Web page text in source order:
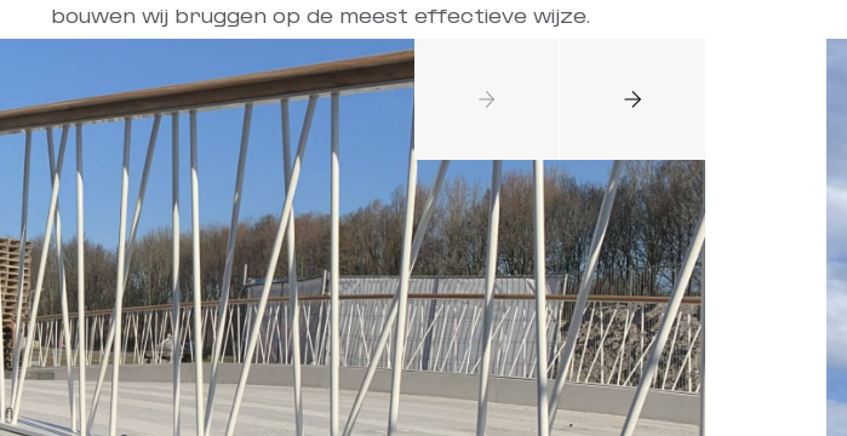
bouwen wij bruggen op de meest effectieve wijze.